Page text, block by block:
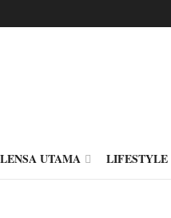
LENSA UTAMA LIFESTYLE